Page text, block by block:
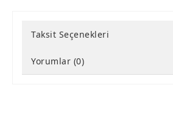
Taksit Seçenekleri
Yorumlar (0)